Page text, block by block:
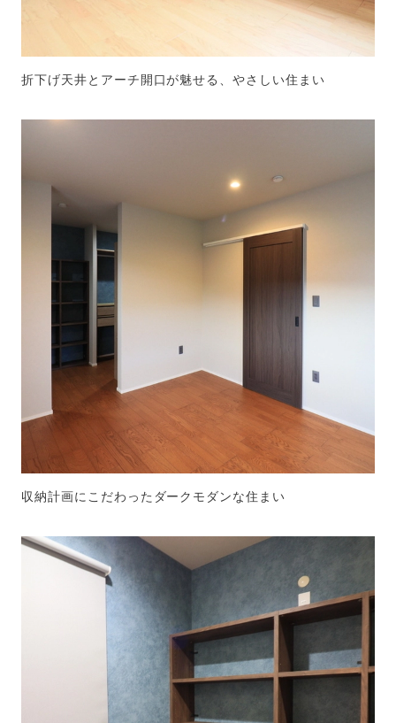
折下げ天井とアーチ開口が魅せる、やさしい住まい
収納計画にこだわったダークモダンな住まい